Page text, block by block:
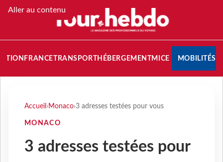
Aller au contenu
FRANCETRANSPORT HÉBERGEMENTMICE MOBILITÉS
Accueil › Monaco›3 adresses testées pour vous
MONACO
3 adresses testées pour